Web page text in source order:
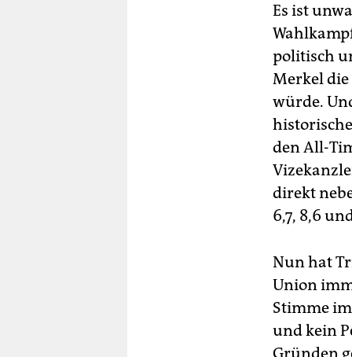
Es ist
politisch
Merkel die
würde.
den All-
direkt
6,7, 8,6
Nun hat
Union
Stimme
und kein
Gründen